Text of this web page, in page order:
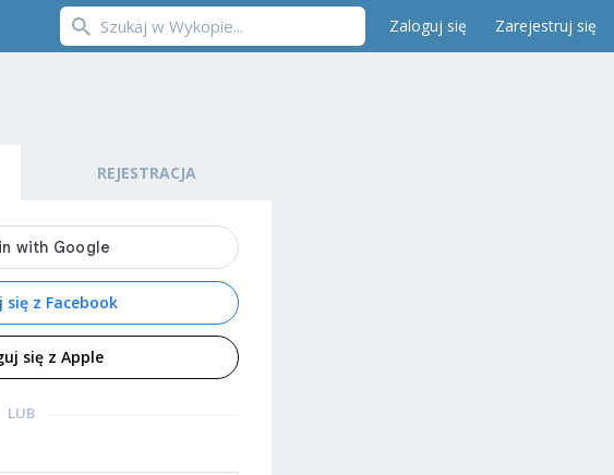
Zaloguj się Zarejestruj się
REJESTRACJA
się z Facebook
się z Apple
LUB